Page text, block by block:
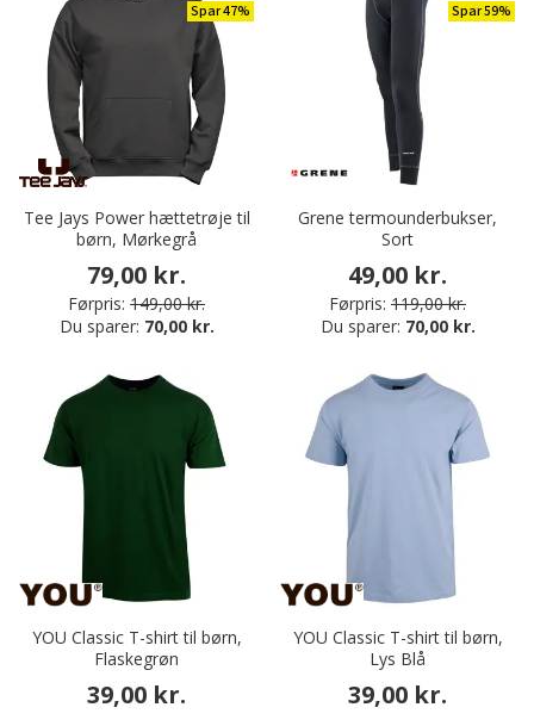
Spar 47%
Tee Jays Power hættetrøje til
børn, Mørkegrå
79,00 kr.
Førpris: 149,00 kr.
Du sparer: 70,00 kr.
Spar 59%
Grene termounderbukser,
Sort
49,00 kr.
Førpris: 119,00 kr.
Du sparer: 70,00 kr.
YOU Classic T-shirt til børn,
Flaskegrøn
39,00 kr.
YOU Classic T-shirt til børn,
Lys Blå
39,00 kr.